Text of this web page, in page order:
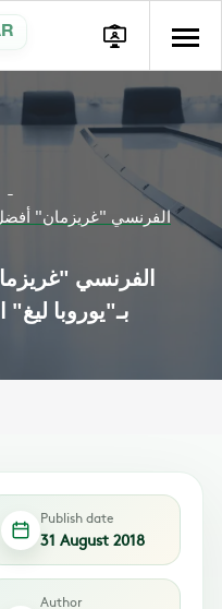
الفرنسي "غريزمان"
الفرنسي
بـ"يوروبا
Publish date
31 August 2018
Author